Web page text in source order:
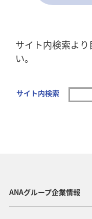
サイト内検索よ
い。
サイト内検索
ANAグループ企業情報